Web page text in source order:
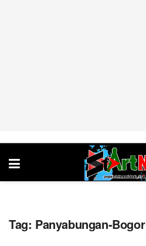
Tag: Panyabungan-Bogor